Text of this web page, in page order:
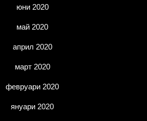
юни 2020
май 2020
април 2020
март 2020
февруари 2020
януари 2020